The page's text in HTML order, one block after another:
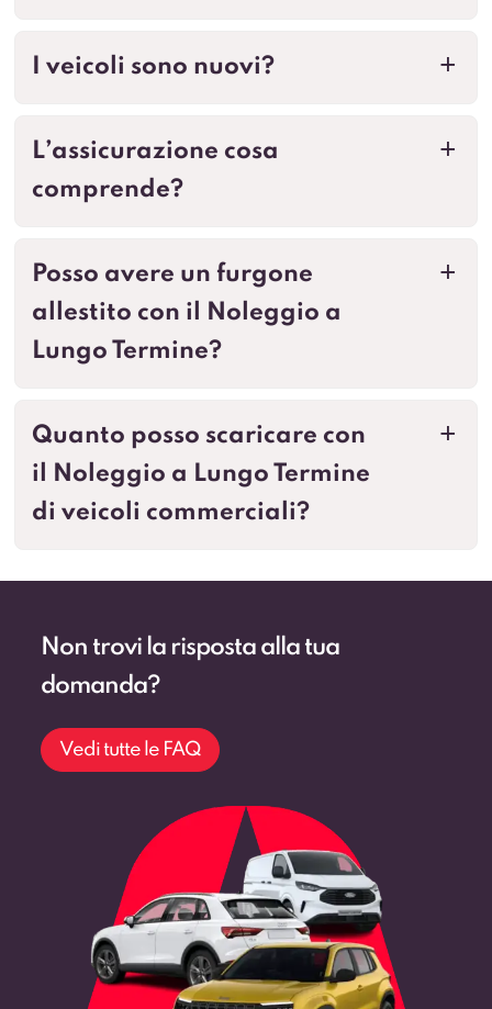
a
I veicoli sono nuovi?
a
L’assicurazione cosa
comprende?
a
Posso avere un furgone
allestito con il Noleggio a
Lungo Termine?
a
Quanto posso scaricare con
il Noleggio a Lungo Termine
di veicoli commerciali?
Non trovi la risposta alla tua
domanda?
Vedi tutte le FAQ